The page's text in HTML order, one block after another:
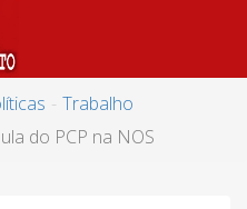
Trabalho
do PCP na NOS